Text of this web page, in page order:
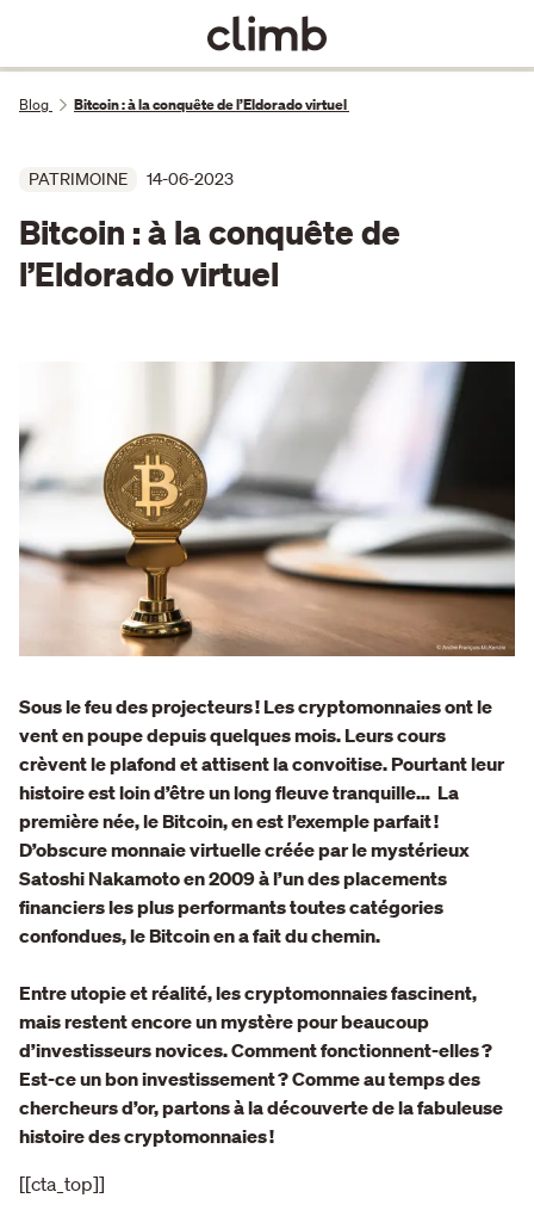
Blog Bitcoin : à la conquête de l’Eldorado virtuel
PATRIMOINE 14-06-2023
Bitcoin : à la conquête de
l’Eldorado virtuel
Sous le feu des projecteurs ! Les cryptomonnaies ont le
vent en poupe depuis quelques mois. Leurs cours
crèvent le plafond et attisent la convoitise. Pourtant leur
histoire est loin d’être un long fleuve tranquille… La
première née, le Bitcoin, en est l’exemple parfait !
D’obscure monnaie virtuelle créée par le mystérieux
Satoshi Nakamoto en 2009 à l’un des placements
financiers les plus performants toutes catégories
confondues, le Bitcoin en a fait du chemin.
Entre utopie et réalité, les cryptomonnaies fascinent,
mais restent encore un mystère pour beaucoup
d’investisseurs novices. Comment fonctionnent-elles ?
Est-ce un bon investissement ? Comme au temps des
chercheurs d’or, partons à la découverte de la fabuleuse
histoire des cryptomonnaies !
[[cta_top]]